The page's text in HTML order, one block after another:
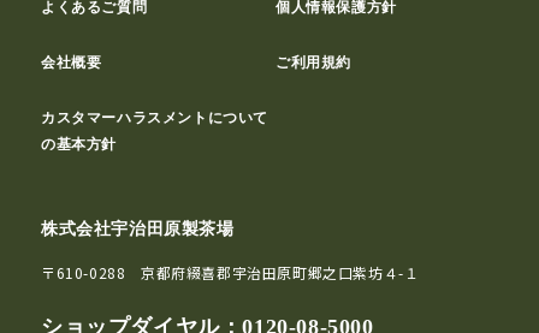
よくあるご質問 個人情報保護方針
会社概要 ご利用規約
カスタマーハラスメントについて
の基本方針
株式会社宇治田原製茶場
〒610-0288 京都府綴喜郡宇治田原町郷之口紫坊４-１
ショップダイヤル：0120-08-5000